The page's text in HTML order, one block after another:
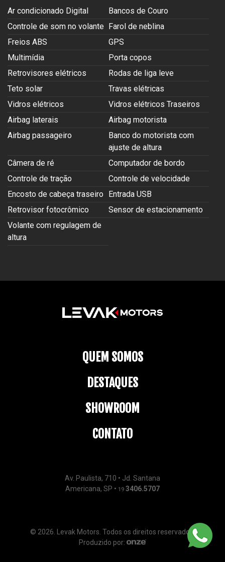
Ar condicionado Digital
Bancos de Couro
Controle de som no volante Farol de neblina
Freios ABS
GPS
Multimídia
Porta copos
Retrovisores elétricos
Rodas de liga leve
Teto solar
Travas elétricas
Vidros elétricos
Vidros elétricos Traseiros
Airbag laterais
Airbag motorista
Airbag passageiro
Banco do motorista com
ajuste de altura
Câmera de ré
Computador de bordo
Controle de tração
Controle de velocidade
Encosto de cabeça traseiro
Entrada USB
Retrovisor fotocrômico
Sensor de estacionamento
Volante com regulagem de
altura
QUEM SOMOS
DESTAQUES
SHOWROOM
CONTATO
Av. Paulista, 710 • Jd. Santana
Americana, SP • 19 3406.5707
© 2026. Levak Motors. Todos os direitos reservados.
Produzido por: